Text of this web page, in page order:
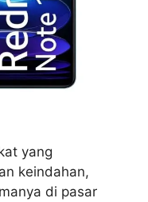
yang
keindahan,
di pasar